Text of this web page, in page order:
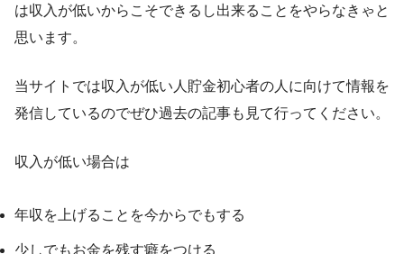
は収入が低いからこそできるし出来ることをやらなきゃと
思います。
当サイトでは収入が低い人貯金初心者の人に向けて情報を
発信しているのでぜひ過去の記事も見て行ってください。
収入が低い場合は
年収を上げることを今からでもする
少しでもお金を残す癖をつける